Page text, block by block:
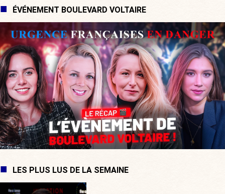
ÉVÉNEMENT BOULEVARD VOLTAIRE
LES PLUS LUS DE LA SEMAINE